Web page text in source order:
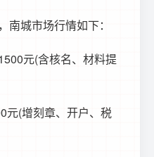
南城市场行情如下：
元(含核名、材料提
元(增刻章、开户、税